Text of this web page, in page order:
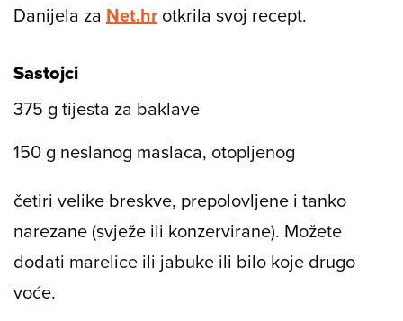
Danijela za Net.hr otkrila svoj recept.
Sastojci
375 g tijesta za baklave
150 g neslanog maslaca, otopljenog
četiri velike breskve, prepolovljene i tanko
narezane (svježe ili konzervirane). Možete
dodati marelice ili jabuke ili bilo koje drugo
voće.